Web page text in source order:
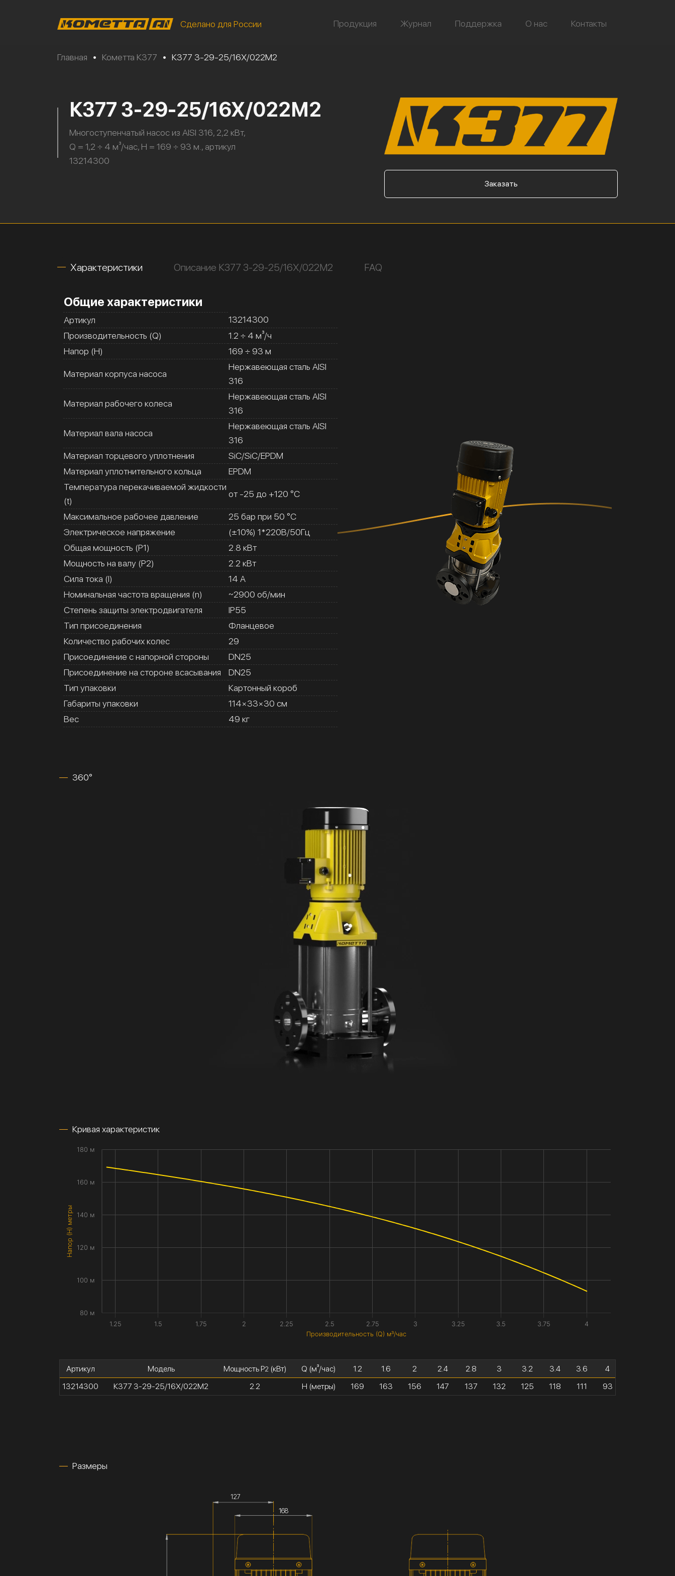
Сделано для России Продукция Журнал Поддержка О нас Контакты
Главная • Кометта К377 • К377 3-29-25/16Х/022М2
К377 3-29-25/16Х/022М2
Многоступенчатый насос из AISI 316, 2,2 кВт,
Q = 1,2 ÷ 4 м³/час, H = 169 ÷ 93 м., артикул
13214300
Заказать
Характеристики Описание К377 3-29-25/16Х/022М2 FAQ
Общие характеристики
Артикул
13214300
Производительность (Q)
1.2 ÷ 4 м³/ч
Напор (H)
169 ÷ 93 м
Материал корпуса насоса
Нержавеющая сталь AISI
316
Материал рабочего колеса
Нержавеющая сталь AISI
316
Материал вала насоса
Нержавеющая сталь AISI
316
Материал торцевого уплотнения
SiC/SiC/EPDM
Материал уплотнительного кольца
EPDM
Температура перекачиваемой жидкости
(t)
от -25 до +120 °C
Максимальное рабочее давление
25 бар при 50 °C
Электрическое напряжение
(±10%) 1*220В/50Гц
Общая мощность (Р1)
2.8 кВт
Мощность на валу (Р2)
2.2 кВт
Сила тока (I)
14 A
Номинальная частота вращения (n)
~2900 об/мин
Степень защиты электродвигателя
IP55
Тип присоединения
Фланцевое
Количество рабочих колес
29
Присоединение с напорной стороны
DN25
Присоединение на стороне всасывания
DN25
Тип упаковки
Картонный короб
Габариты упаковки
114×33×30 см
Вес
49 кг
360°
Кривая характеристик
Производительность (Q) м³/час
Напор (H) метры
1.25 1.5 1.75 2 2.25 2.5 2.75 3 3.25 3.5 3.75 4
80 м
100 м
120 м
140 м
160 м
180 м
Артикул
13214300
Модель
К377 3-29-25/16Х/022М2
Мощность P2 (кВт)
2.2
Q (м³/час)
H (метры)
1.2
169
1.6
163
2
156
2.4
147
2.8
137
3
132
3.2
125
3.4
118
3.6
111
4
93
Размеры
127
168